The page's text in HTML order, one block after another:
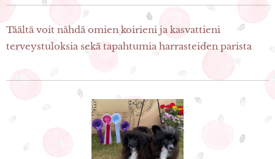
Täältä voit nähdä omien koirieni ja kasvattieni
terveystuloksia sekä tapahtumia harrasteiden parista